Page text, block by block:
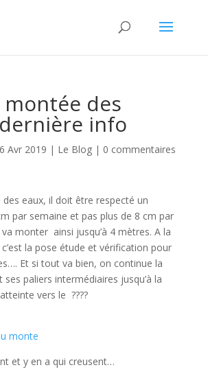
montée des
info
Avr 2019 | Le Blog| 0 commentaires
eaux, il doit être respecté un
par semaine et pas plus de 8 cm par
monter ainsi jusqu’à 4 mètres. A la
la pose étude et vérification pour
Et si tout va bien, on continue la
paliers intermédiaires jusqu’à la
vers le ????
et y en a qui creusent…